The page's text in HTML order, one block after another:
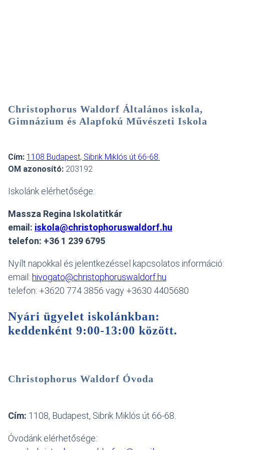
Christophorus Waldorf Általános iskola,
Gimnázium és Alapfokú Művészeti Iskola
Cím: 1108 Budapest, Sibrik Miklós út 66-68.
OM azonosító: 203192
Iskolánk elérhetősége:
Massza Regina Iskolatitkár
email: iskola@christophoruswaldorf.hu
telefon: +36 1 239 6795
Nyílt napokkal és jelentkezéssel kapcsolatos információ:
email: hivogato@christophoruswaldorf.hu
telefon: +3620 774 3856 vagy +3630 4405680
Nyári ügyelet iskolánkban:
keddenként 9:00-13:00 között.
Christophorus Waldorf Óvoda
Cím: 1108, Budapest, Sibrik Miklós út 66-68.
Óvodánk elérhetősége: